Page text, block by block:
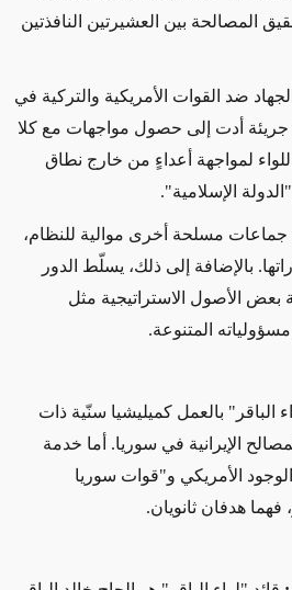
المصالحة بين العشيرتين النافذتين
ضد القوات الأمريكية والتركية في
كلا
لمواجهة أعداءٍ من خارج نطاق
الإسلامية".
مسلحة أخرى موالية للنظام،
بالإضافة إلى ذلك، يسلّط الدور
بعض الأصول الاستراتيجية مثل
مسؤولياته المتنوعة.
الباقر" بالعمل كميليشيا سنّية ذات
الإيرانية في سوريا. أما خدمة
الأمريكي و"قوات سوريا
فهما هدفان ثانويان.